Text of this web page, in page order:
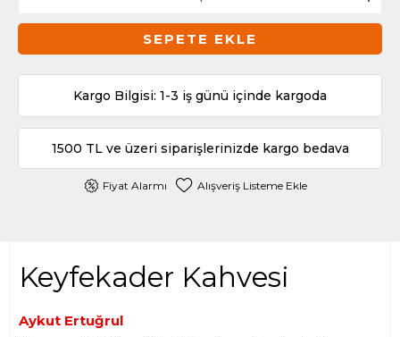
SEPETE EKLE
Kargo Bilgisi: 1-3 iş günü içinde kargoda
1500 TL ve üzeri siparişlerinizde kargo bedava
Fiyat Alarmı Alışveriş Listeme Ekle
Keyfekader Kahvesi
Aykut Ertuğrul